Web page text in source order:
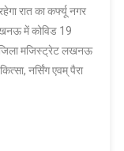
न्यूज़:
#लखनऊ,
में
रात का कर्फ्यू नगर
में कोविड 19
जिला मजिस्ट्रेट लखनऊ
नर्सिंग एवम् पैरा